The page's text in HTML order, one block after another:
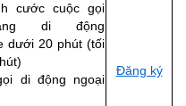
cước cuộc gọi
di động
dưới 20 phút (tối
di động ngoại
Đăng ký